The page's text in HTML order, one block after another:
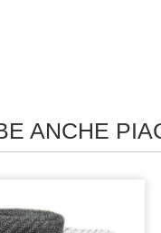
ANCHE